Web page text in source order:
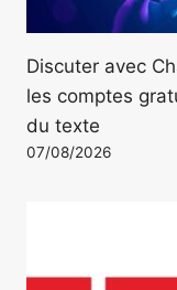
Discuter avec
les comptes
du texte
07/08/2026